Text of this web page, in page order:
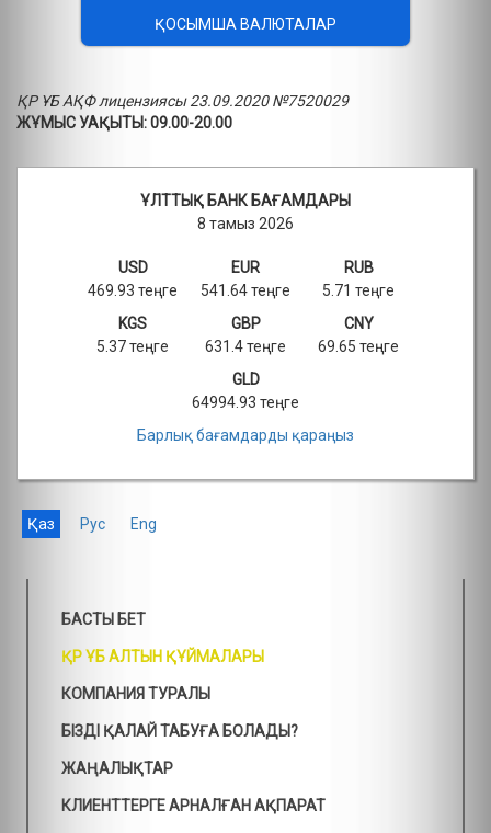
ҚОСЫМША ВАЛЮТАЛАР
ҚР ҰБ АҚФ лицензиясы 23.09.2020 №7520029
ЖҰМЫС УАҚЫТЫ: 09.00-20.00
ҰЛТТЫҚ БАНК БАҒАМДАРЫ
8 тамыз 2026
USD
469.93 теңге
EUR
541.64 теңге
RUB
5.71 теңге
KGS
5.37 теңге
GBP
631.4 теңге
CNY
69.65 теңге
GLD
64994.93 теңге
Барлық бағамдарды қараңыз
Қаз Рус Eng
БАСТЫ БЕТ
ҚР ҰБ АЛТЫН ҚҰЙМАЛАРЫ
КОМПАНИЯ ТУРАЛЫ
БІЗДІ ҚАЛАЙ ТАБУҒА БОЛАДЫ?
ЖАҢАЛЫҚТАР
КЛИЕНТТЕРГЕ АРНАЛҒАН АҚПАРАТ